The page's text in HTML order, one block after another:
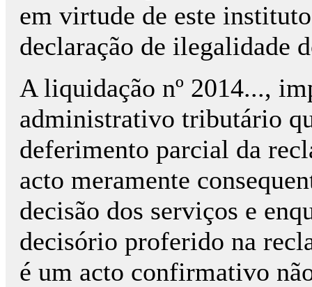
em virtude de este
declaração de ilegalidade
A liquidação nº 2014...,
administrativo tributário
deferimento parcial da
acto meramente
decisão dos serviços e
decisório proferido na
é um acto confirmativo